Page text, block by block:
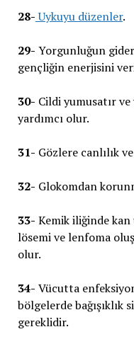
28-Uykuyu düzenler.
29- Yorgunluğun
gençliğin enerjisini
30- Cildi yumusatır
yardımcı olur.
31- Gözlere canlılık
32- Glokomdan
33- Kemik iliğinde
lösemi ve lenfoma
olur.
34- Vücutta
bölgelerde
gereklidir.